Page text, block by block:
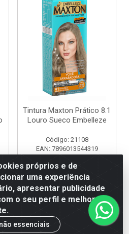
Tintura Maxton Prático 8.1
Louro Sueco Embelleze
Código: 21108
EAN: 7896013544319
Faça seu login ou
cadastre-se para
ver preços e
próprios e de
uma experiência
apresentar publicidade
o seu perfil e melhorar a
essenciais